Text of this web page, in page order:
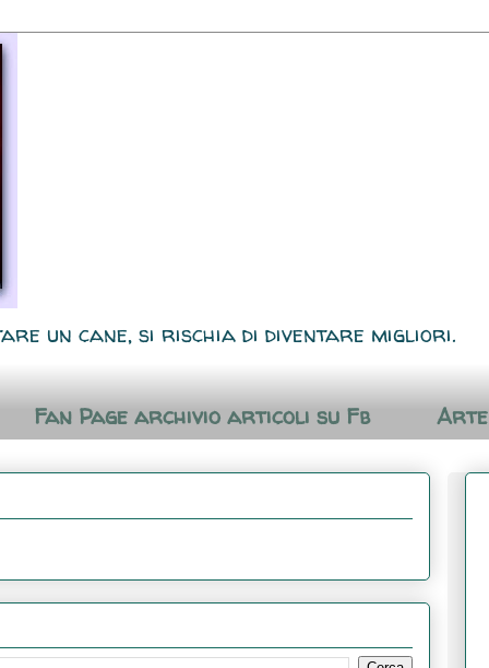
un cane, si rischia di diventare migliori.
Fan Page archivio articoli su Fb Arte